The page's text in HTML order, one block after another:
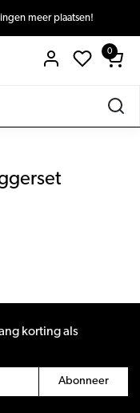
0
korting als
Abonneer